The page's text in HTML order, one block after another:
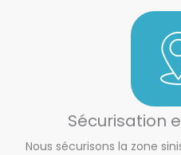
Sécurisation
Nous sécurisons la zone